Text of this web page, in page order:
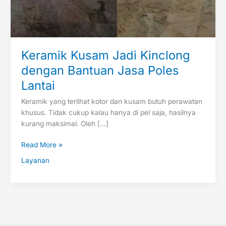
Keramik Kusam Jadi Kinclong
dengan Bantuan Jasa Poles
Lantai
Keramik yang terlihat kotor dan kusam butuh perawatan
khusus. Tidak cukup kalau hanya di pel saja, hasilnya
kurang maksimal. Oleh […]
Read More »
Layanan